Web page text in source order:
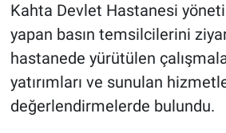
Kahta Devlet Hastanesi
yapan basın temsilcilerini
hastanede yürütülen
yatırımları ve sunulan
değerlendirmelerde bulundu.